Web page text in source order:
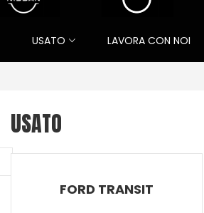
USATO LAVORA CON NOI
USATO
FORD TRANSIT